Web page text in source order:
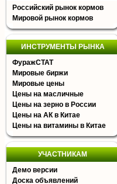
Российский рынок кормов
Мировой рынок кормов
ИНСТРУМЕНТЫ РЫНКА
ФуражСТАТ
Мировые биржи
Мировые цены
Цены на масличные
Цены на зерно в России
Цены на АК в Китае
Цены на витамины в Китае
УЧАСТНИКАМ
Демо версии
Доска объявлений